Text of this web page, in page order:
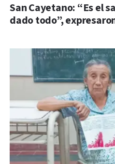
San Cayetano: “Es el
dado todo”,